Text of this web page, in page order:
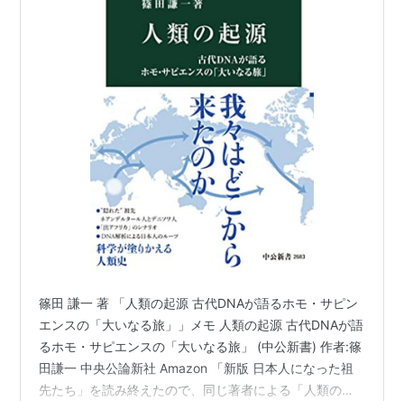
篠田 謙一 著 「人類の起源 古代DNAが語るホモ・サピン
エンスの「大いなる旅」」メモ 人類の起源 古代DNAが語
るホモ・サピエンスの「大いなる旅」 (中公新書) 作者:篠
田謙一 中央公論新社 Amazon 「新版 日本人になった祖
先たち」を読み終えたので、同じ著者による「人類の起